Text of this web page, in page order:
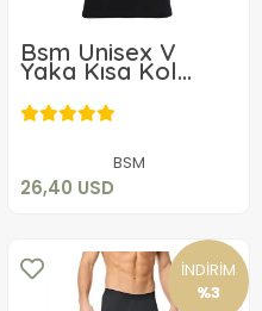
Bsm Unisex V
Yaka Kısa Kol
Termal Body 10303
BSM
26,40 USD
26,40 USD
İNDİRİM
%3